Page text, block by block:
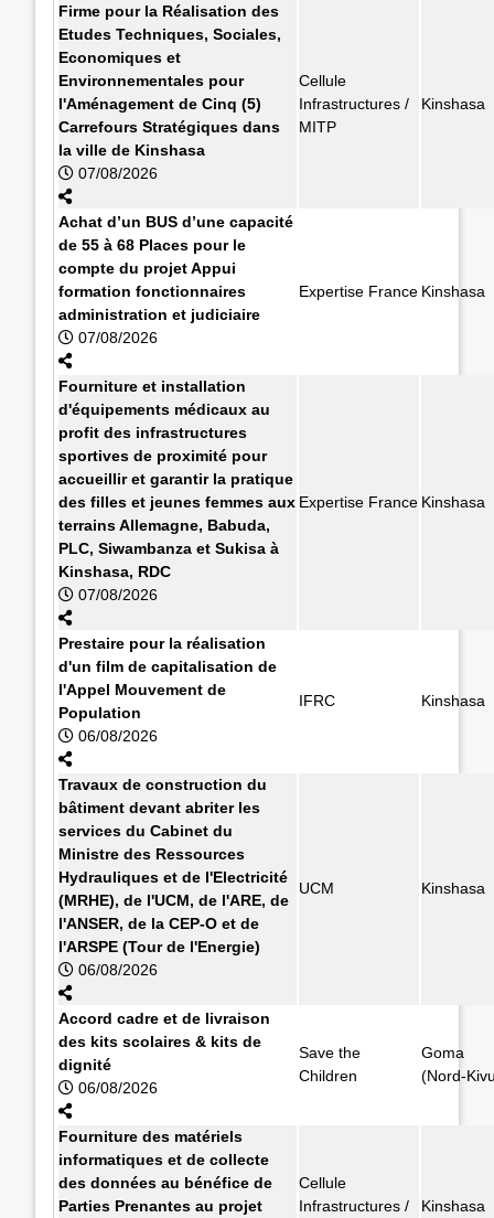
Firme pour la Réalisation des
Etudes Techniques, Sociales,
Economiques et
Environnementales pour
l'Aménagement de Cinq (5)
Carrefours Stratégiques dans
la ville de Kinshasa
07/08/2026
Cellule
Infrastructures /
MITP
Kinshasa
Achat d’un BUS d’une capacité
de 55 à 68 Places pour le
compte du projet Appui
formation fonctionnaires
administration et judiciaire
07/08/2026
Expertise France Kinshasa
Fourniture et installation
d'équipements médicaux au
profit des infrastructures
sportives de proximité pour
accueillir et garantir la pratique
des filles et jeunes femmes aux
terrains Allemagne, Babuda,
PLC, Siwambanza et Sukisa à
Kinshasa, RDC
07/08/2026
Expertise France Kinshasa
Prestaire pour la réalisation
d'un film de capitalisation de
l'Appel Mouvement de
Population
06/08/2026
IFRC Kinshasa
Travaux de construction du
bâtiment devant abriter les
services du Cabinet du
Ministre des Ressources
Hydrauliques et de l'Electricité
(MRHE), de l'UCM, de l'ARE, de
l'ANSER, de la CEP-O et de
l'ARSPE (Tour de l'Energie)
06/08/2026
UCM Kinshasa
Accord cadre et de livraison
des kits scolaires & kits de
dignité
06/08/2026
Save the
Children
Goma
(Nord-
Fourniture des matériels
informatiques et de collecte
des données au bénéfice de
Parties Prenantes au projet
Cellule
Infrastructures /
Kinshasa